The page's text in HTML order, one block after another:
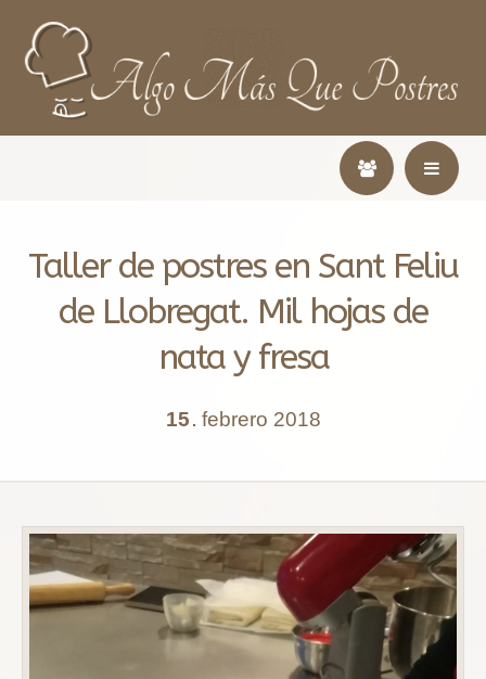
Taller de postres en Sant Feliu
de Llobregat. Mil hojas de
nata y fresa
15 . febrero 2018